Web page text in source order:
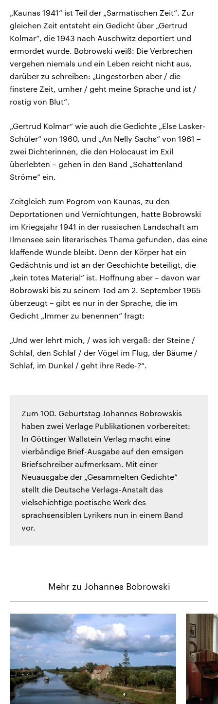
„Kaunas 1941“ ist Teil der „Sarmatischen Zeit“. Zur
gleichen Zeit entsteht ein Gedicht über „Gertrud
Kolmar“, die 1943 nach Auschwitz deportiert und
ermordet wurde. Bobrowski weiß: Die Verbrechen
vergehen niemals und ein Leben reicht nicht aus,
darüber zu schreiben: „Ungestorben aber / die
finstere Zeit, umher / geht meine Sprache und ist /
rostig von Blut“.
„Gertrud Kolmar“ wie auch die Gedichte „Else Lasker-
Schüler“ von 1960, und „An Nelly Sachs“ von 1961 –
zwei Dichterinnen, die den Holocaust im Exil
überlebten – gehen in den Band „Schattenland
Ströme“ ein.
Zeitgleich zum Pogrom von Kaunas, zu den
Deportationen und Vernichtungen, hatte Bobrowski
im Kriegsjahr 1941 in der russischen Landschaft am
Ilmensee sein literarisches Thema gefunden, das eine
klaffende Wunde bleibt. Denn der Körper hat ein
Gedächtnis und ist an der Geschichte beteiligt, die
„kein totes Material“ ist. Hoffnung aber – davon war
Bobrowski bis zu seinem Tod am 2. September 1965
überzeugt – gibt es nur in der Sprache, die im
Gedicht „Immer zu benennen“ fragt:
„Und wer lehrt mich, / was ich vergaß: der Steine /
Schlaf, den Schlaf / der Vögel im Flug, der Bäume /
Schlaf, im Dunkel / geht ihre Rede-?“.
Zum 100. Geburtstag Johannes Bobrowskis
haben zwei Verlage Publikationen vorbereitet:
In Göttinger Wallstein Verlag macht eine
vierbändige Brief-Ausgabe auf den emsigen
Briefschreiber aufmerksam. Mit einer
Neuausgabe der „Gesammelten Gedichte“
stellt die Deutsche Verlags-Anstalt das
vielschichtige poetische Werk des
sprachsensiblen Lyrikers nun in einem Band
vor.
Mehr zu Johannes Bobrowski